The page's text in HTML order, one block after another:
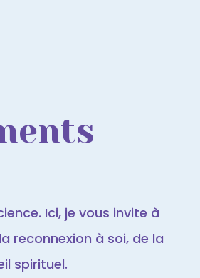
Ici, je vous invite à
reconnexion à soi, de la
spirituel.